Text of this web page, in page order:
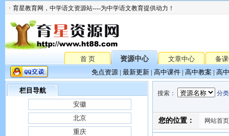
育星教育网，中学语文资源站----为中学语文教育提供动力！
首 页 资源中心 文章中心
备
免点资源| 最新更新| 高中课件| 高中教案| 高
栏目导航
安徽
北京
重庆
搜索 ： 分
您的位置： 网站首页